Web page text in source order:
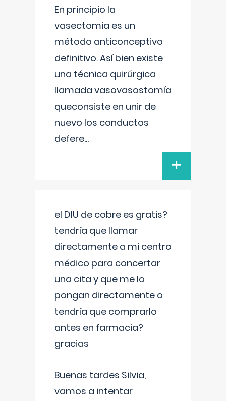
En principio la
vasectomia es un
método anticonceptivo
definitivo. Así bien existe
una técnica quirúrgica
llamada vasovasostomía
queconsiste en unir de
nuevo los conductos
defere...
+
el DIU de cobre es gratis?
tendría que llamar
directamente a mi centro
médico para concertar
una cita y que me lo
pongan directamente o
tendría que comprarlo
antes en farmacia?
gracias
Buenas tardes Silvia,
vamos a intentar